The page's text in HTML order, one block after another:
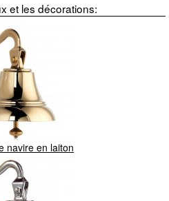
et les décorations:
navire en laiton